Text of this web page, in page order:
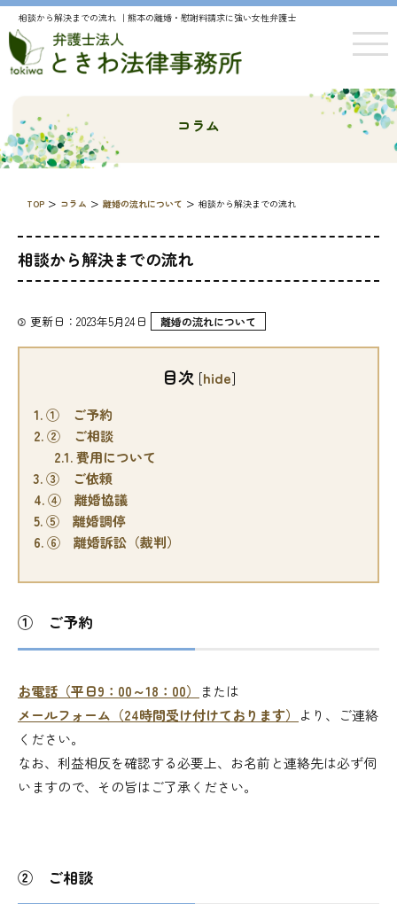
相談から解決までの流れ ｜熊本の離婚・慰謝料請求に強い女性弁護士
コラム
TOP > コラム > 離婚の流れについて > 相談から解決までの流れ
相談から解決までの流れ
更新日：2023年5月24日 離婚の流れについて
目次 [hide]
1.① ご予約
2.② ご相談
2.1.費用について
3.③ ご依頼
4.④ 離婚協議
5.⑤ 離婚調停
6.⑥ 離婚訴訟（裁判）
① ご予約
お電話（平日9：00～18：00）
または
メールフォーム（24時間受け付けております）
より、ご連絡
ください。
なお、利益相反を確認する必要上、お名前と連絡先は必ず伺
いますので、その旨はご了承ください。
② ご相談